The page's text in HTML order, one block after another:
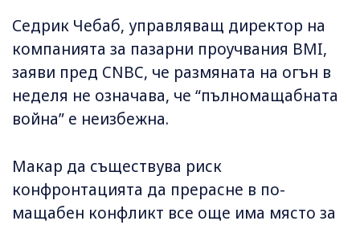
Седрик Чебаб, управляващ директор на
компанията за пазарни проучвания BMI,
заяви пред CNBC, че размяната на огън в
неделя не означава, че “пълномащабната
война” е неизбежна.
Макар да съществува риск
конфронтацията да прерасне в по-
мащабен конфликт все още има място за